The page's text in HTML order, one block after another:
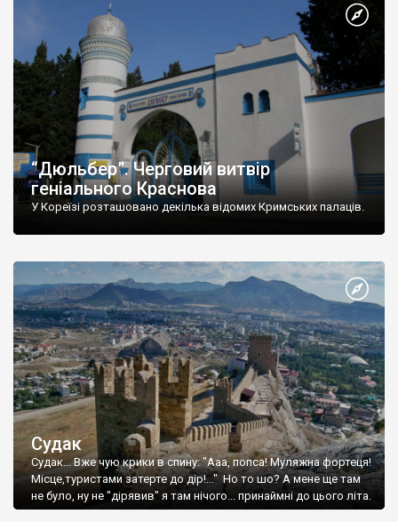
“Дюльбер”. Черговий витвір
геніального Краснова
У Кореїзі розташовано декілька відомих Кримських палаців.
Судак
Судак... Вже чую крики в спину: "Ааа, попса! Муляжна фортеця!
Місце,туристами затерте до дір!..." Но то шо? А мене ще там
не було, ну не "дірявив" я там нічого... принаймні до цього літа.